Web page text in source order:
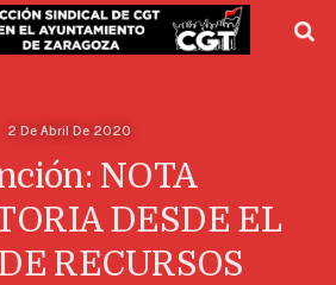
2 De Abril De 2020
NOTA
DESDE EL
RECURSOS